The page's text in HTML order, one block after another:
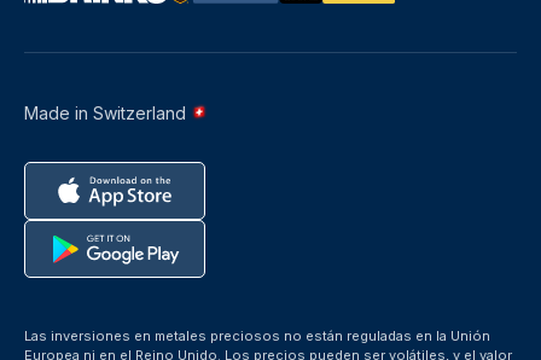
Made in Switzerland
Las inversiones en metales preciosos no están reguladas en la Unión
Europea ni en el Reino Unido. Los precios pueden ser volátiles, y el valor